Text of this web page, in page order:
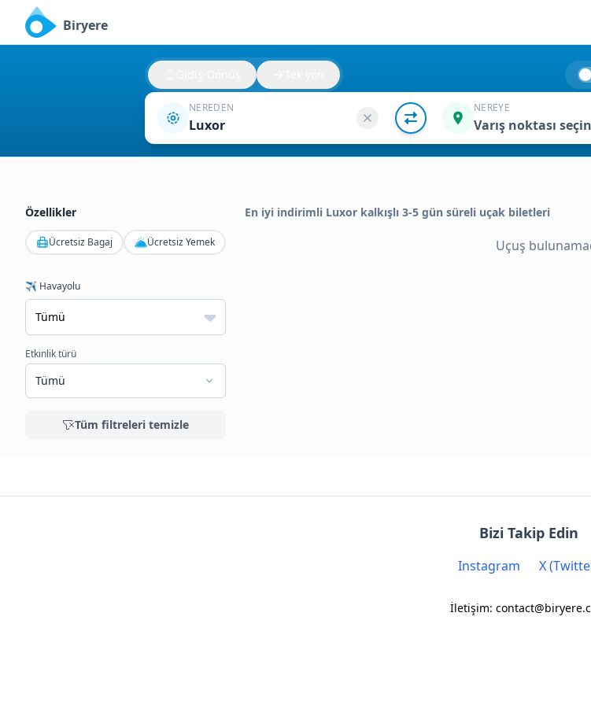
Biryere
NEREDEN
Luxor
NEREYE
Varış noktası seçin
Özellikler
Ücretsiz Bagaj Ücretsiz Yemek
✈️ Havayolu
Etkinlik türü
Tümü
Tüm filtreleri temizle
En iyi indirimli Luxor kalkışlı 3-5 gün süreli uçak biletleri
Uçuş
Bizi Takip Edin
Instagram X
İletişim: